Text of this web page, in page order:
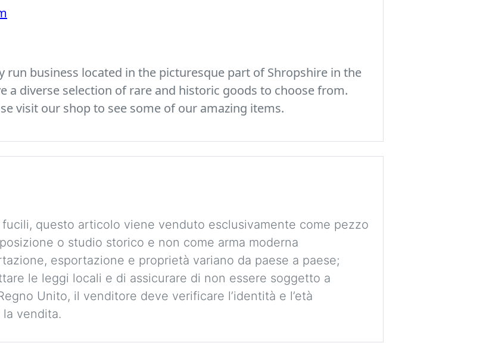
run business located in the picturesque part of Shropshire in the
a diverse selection of rare and historic goods to choose from.
visit our shop to see some of our amazing items.
questo articolo viene venduto esclusivamente come pezzo
o studio storico e non come arma moderna
esportazione e proprietà variano da paese a paese;
le leggi locali e di assicurare di non essere soggetto a
Unito, il venditore deve verificare l’identità e l’età
la vendita.